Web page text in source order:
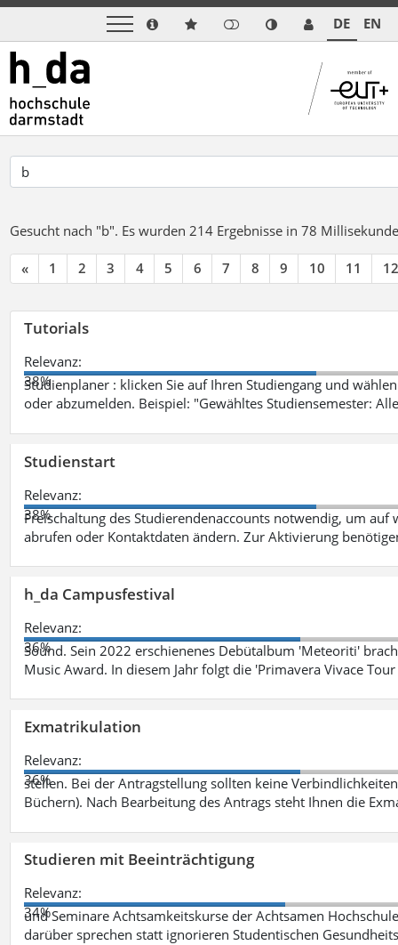
DE EN
Gesucht nach "b". Es wurden 214 Ergebnisse in 78
« 1 2 3 4 5 6 7 8 9 10 11 12
Tutorials
Relevanz:
38%
Studienplaner : klicken Sie auf Ihren Studiengang und
oder abzumelden. Beispiel: "Gewähltes Studiensemester:
Studienstart
Relevanz:
38%
Freischaltung des Studierendenaccounts notwendig, um
abrufen oder Kontaktdaten ändern. Zur Aktivierung
h_da Campusfestival
Relevanz:
36%
Sound. Sein 2022 erschienenes Debütalbum 'Meteoriti'
Music Award. In diesem Jahr folgt die 'Primavera Vivace
Exmatrikulation
Relevanz:
36%
stellen. Bei der Antragstellung sollten keine
Büchern). Nach Bearbeitung des Antrags steht Ihnen die
Studieren mit Beeinträchtigung
Relevanz:
34%
und Seminare Achtsamkeitskurse der Achtsamen
darüber sprechen statt ignorieren Studentischen